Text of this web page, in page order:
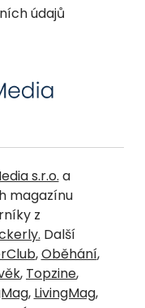
údajů
s.r.o. a
magazínu
z
Další
,Oběhání,
, Topzine,
, LivingMag,